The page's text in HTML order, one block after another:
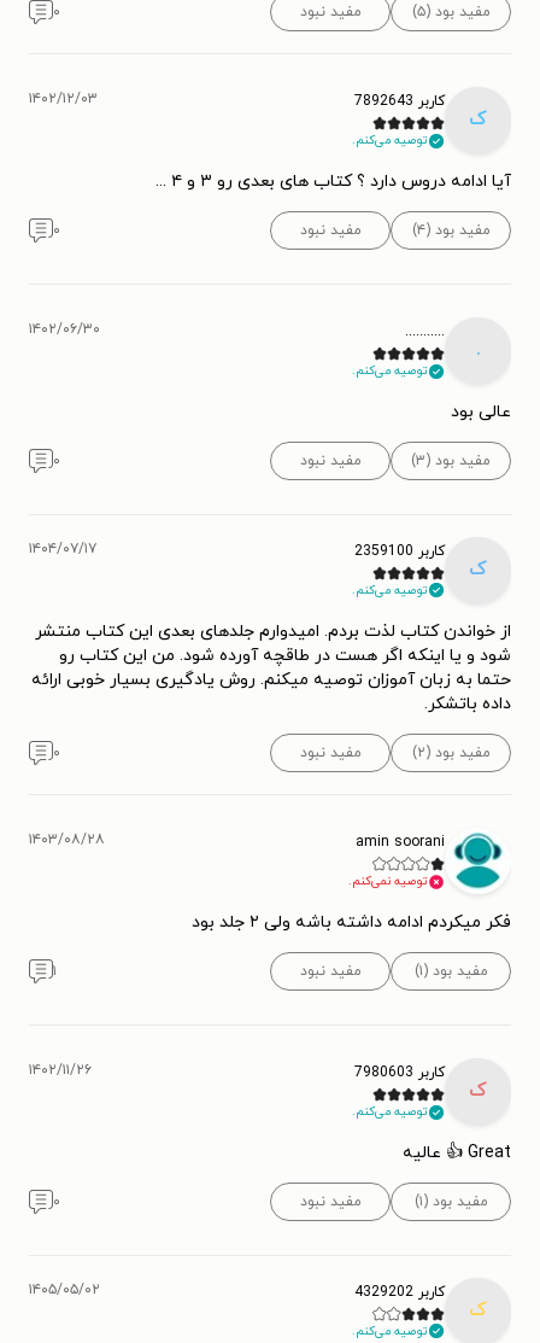
مفید بود (۵) مفید نبود ۰
ک
کاربر 7892643
توصیه می‌کنم.
۱۴۰۲/۱۲/۰۳
آیا ادامه دروس دارد ؟ کتاب های بعدی رو ۳ و ۴ ...
مفید بود (۴) مفید نبود ۰
.
...........
توصیه می‌کنم.
۱۴۰۲/۰۶/۳۰
عالی بود
مفید بود (۳) مفید نبود ۰
ک
کاربر 2359100
توصیه می‌کنم.
۱۴۰۴/۰۷/۱۷
از خواندن کتاب لذت بردم. امیدوارم جلدهای بعدی این کتاب منتشر
شود و یا اینکه اگر هست در طاقچه آورده شود. من این کتاب رو
حتما به زبان آموزان توصیه میکنم. روش یادگیری بسیار خوبی ارائه
داده باتشکر.
مفید بود (۲) مفید نبود ۰
amin soorani
توصیه نمی‌کنم.
۱۴۰۳/۰۸/۲۸
فکر میکردم ادامه داشته باشه ولی ۲ جلد بود
مفید بود (۱) مفید نبود ۱
ک
کاربر 7980603
توصیه می‌کنم.
۱۴۰۲/۱۱/۲۶
Great 👍 عالیه
مفید بود (۱) مفید نبود ۰
ک
کاربر 4329202
توصیه می‌کنم.
۱۴۰۵/۰۵/۰۲